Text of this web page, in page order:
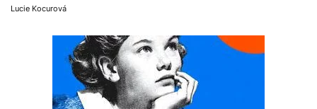
Lucie Kocurová